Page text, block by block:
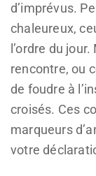
d’imprévus.
chaleureux,
l’ordre du
rencontre, ou
de foudre à
croisés. Ces
marqueurs
votre